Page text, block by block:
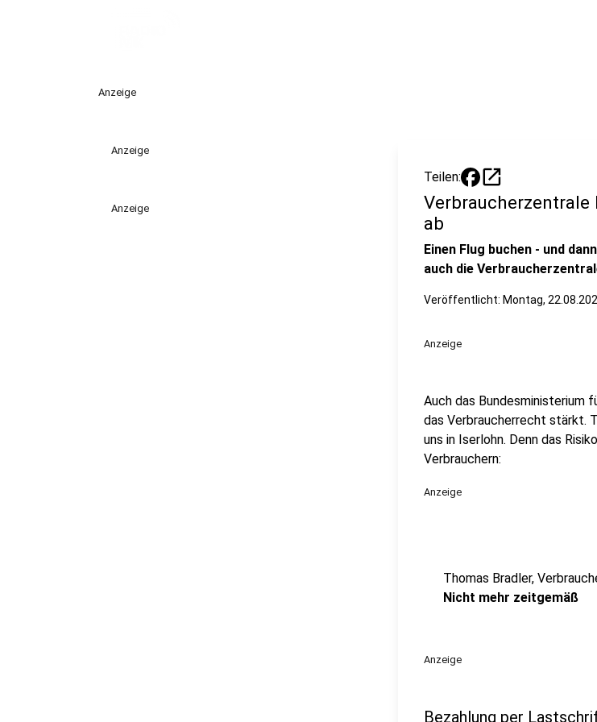
Anzeige
Anzeige
Anzeige
Teilen: open_in_new
Verbraucherzentrale
ab
Einen Flug buchen - und
auch die
Veröffentlicht: Montag,
Anzeige
Auch das Bundesministerium
das Verbraucherrecht stärkt.
uns in Iserlohn. Denn das
Verbrauchern:
Anzeige
Thomas Bradler,
Nicht mehr zeitgemäß
Anzeige
Bezahlung per